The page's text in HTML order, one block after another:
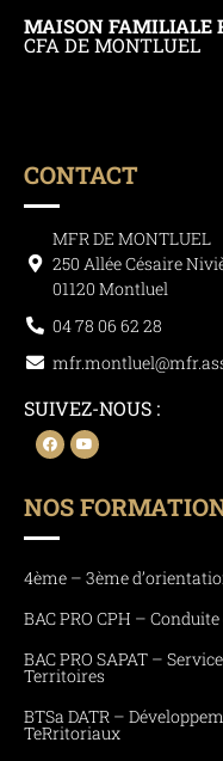
MAISON FAMILIALE
CFA DE MONTLUEL
CONTACT
MFR DE MONTLUEL
250 Allée Césaire
01120 Montluel
04 78 06 62 28
SUIVEZ-NOUS :
NOS
4ème – 3ème
BAC PRO CPH –
BAC PRO SAPAT –
Territoires
BTSa DATR –
TeRritoriaux